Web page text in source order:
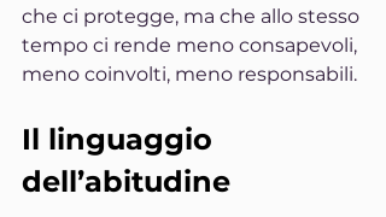
che ci protegge, ma che allo stesso
tempo ci rende meno consapevoli,
meno coinvolti, meno responsabili.
Il linguaggio
dell’abitudine